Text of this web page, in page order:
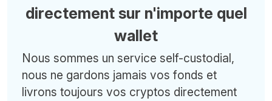
directement sur n'importe quel
wallet
Nous sommes un service self-custodial,
nous ne gardons jamais vos fonds et
livrons toujours vos cryptos directement